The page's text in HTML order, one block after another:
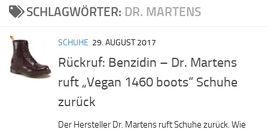
SCHLAGWÖRTER: DR. MARTENS
SCHUHE 29. AUGUST 2017
Rückruf: Benzidin – Dr. Martens
ruft „Vegan 1460 boots“ Schuhe
zurück
Der Hersteller Dr. Martens ruft Schuhe zurück. Wie